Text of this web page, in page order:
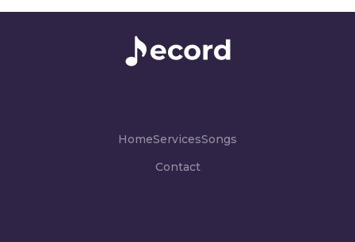
HomeServicesSongs
Contact